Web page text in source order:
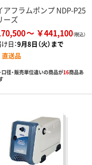
アフラムポンプ NDP-P25
ーズ
￥441,100
日：9月8日（火）まで
直送品
口径・販売単位違いの商品が16商品あ